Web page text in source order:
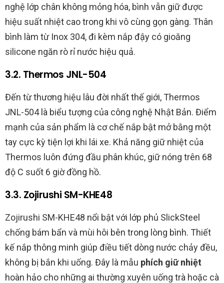
nghệ lớp chân không mỏng hóa, bình vẫn giữ được
hiệu suất nhiệt cao trong khi vô cùng gọn gàng. Thân
bình làm từ Inox 304, đi kèm nắp đậy có gioăng
silicone ngăn rò rỉ nước hiệu quả.
3.2. Thermos JNL-504
Đến từ thương hiệu lâu đời nhất thế giới, Thermos
JNL-504 là biểu tượng của công nghệ Nhật Bản. Điểm
mạnh của sản phẩm là cơ chế nắp bật mở bằng một
tay cực kỳ tiện lợi khi lái xe. Khả năng giữ nhiệt của
Thermos luôn đứng đầu phân khúc, giữ nóng trên 68
độ C suốt 6 giờ đồng hồ.
3.3. Zojirushi SM-KHE48
Zojirushi SM-KHE48 nổi bật với lớp phủ SlickSteel
chống bám bẩn và mùi hôi bên trong lòng bình. Thiết
kế nắp thông minh giúp điều tiết dòng nước chảy đều,
không bị bắn khi uống. Đây là mẫu phích giữ nhiệt
hoàn hảo cho những ai thường xuyên uống trà hoặc cà